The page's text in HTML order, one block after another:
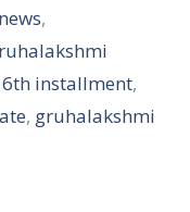
,
installment,
, gruhalakshmi